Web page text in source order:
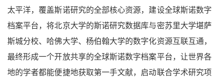
太平洋，覆盖斯诺研究的全部核心资源，建设全球斯诺数字
档案平台，将北京大学的斯诺研究数据库与密苏里大学堪萨
斯城分校、哈佛大学、杨伯翰大学的数字化资源互联互通，
最终形成一个开放共享的全球斯诺数字档案平台，让世界各
地的学者都能便捷地获取第一手文献，启动联合学术研究项